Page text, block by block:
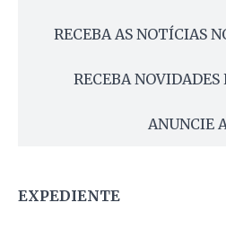
RECEBA AS NOTÍCIAS
RECEBA
ANUNCIE
EXPEDIENTE